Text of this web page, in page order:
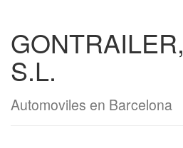
GONTRAILER,
S.L.
Automoviles en Barcelona